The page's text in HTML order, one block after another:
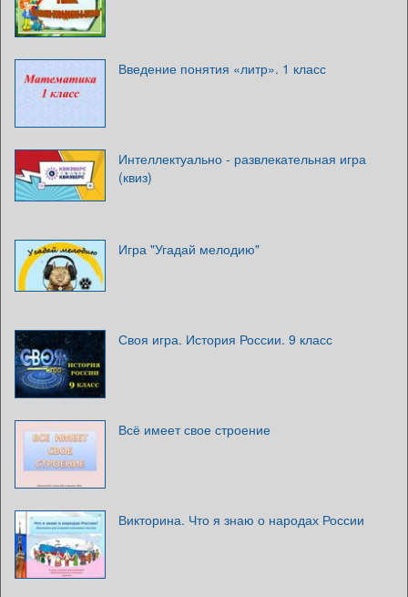
Введение понятия «литр». 1 класс
Интеллектуально - развлекательная игра
(квиз)
Игра "Угадай мелодию"
Своя игра. История России. 9 класс
Всё имеет свое строение
Викторина. Что я знаю о народах России